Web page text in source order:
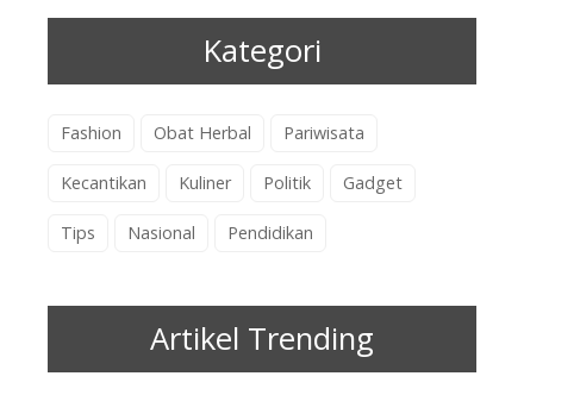
Kategori
Fashion Obat Herbal Pariwisata
Kecantikan Kuliner Politik Gadget
Tips Nasional Pendidikan
Artikel Trending